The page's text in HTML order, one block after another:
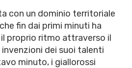
con un dominio territoriale
fin dai primi minuti ha
proprio ritmo attraverso il
invenzioni dei suoi talenti
minuto, i giallorossi